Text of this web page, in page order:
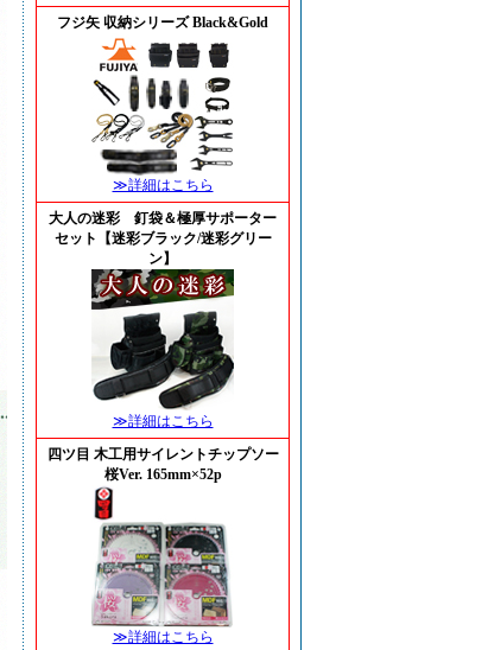
フジ矢 収納シリーズ Black&Gold
≫詳細はこちら
大人の迷彩 釘袋＆極厚サポーター
セット【迷彩ブラック/迷彩グリー
ン】
≫詳細はこちら
四ツ目 木工用サイレントチップソー
桜Ver. 165mm×52p
≫詳細はこちら